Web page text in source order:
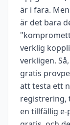
är i fara.
är det bara
verklig
verkligen.
gratis
att testa ett
registrering,
en tillfällig e-